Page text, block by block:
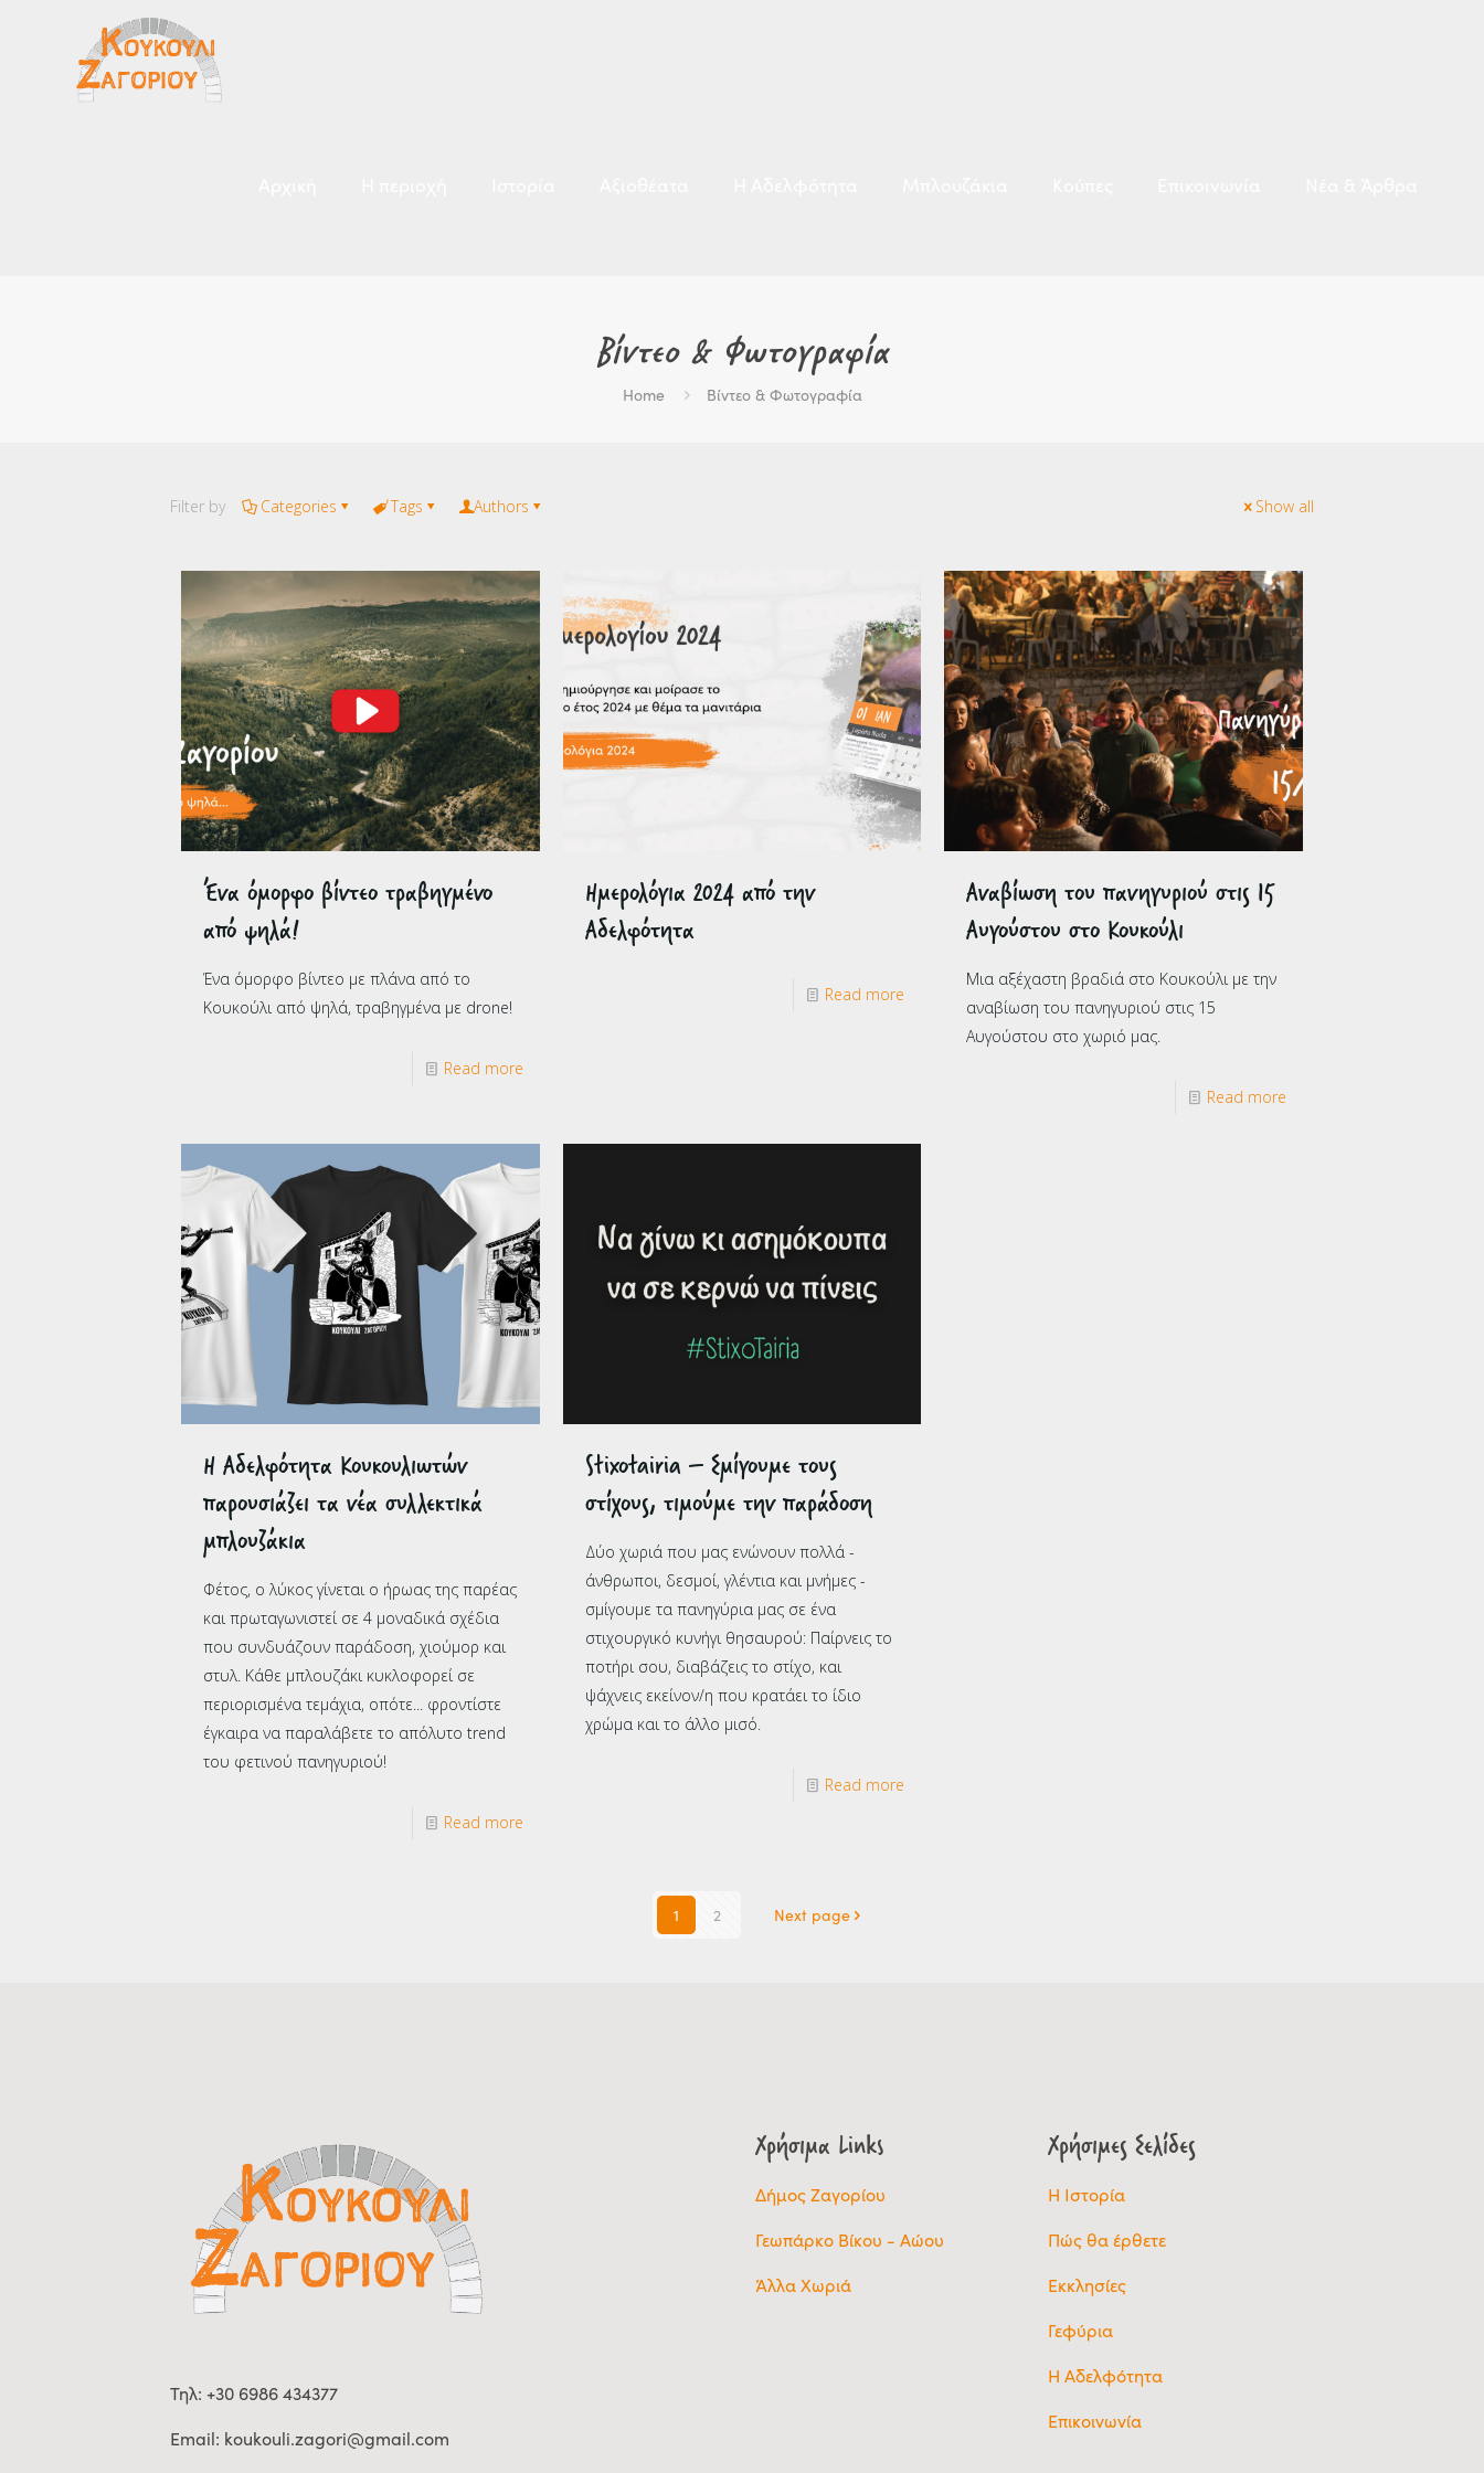
Βίντεο & Φωτογραφία
Home Βίντεο & Φωτογραφία
Filter by Categories Tags Authors Show all
Ένα όμορφο βίντεο τραβηγμένο
από ψηλά!
Ένα όμορφο βίντεο με πλάνα από το
Κουκούλι από ψηλά, τραβηγμένα με drone!
Read more
Ημερολόγια 2024 από την
Αδελφότητα
Read more
Αναβίωση του πανηγυριού στις 15
Αυγούστου στο Κουκούλι
Μια αξέχαστη βραδιά στο Κουκούλι με την
αναβίωση του πανηγυριού στις 15
Αυγούστου στο χωριό μας.
Read more
Η Αδελφότητα Κουκουλιωτών
παρουσιάζει τα νέα συλλεκτικά
μπλουζάκια
Φέτος, ο λύκος γίνεται ο ήρωας της παρέας
και πρωταγωνιστεί σε 4 μοναδικά σχέδια
που συνδυάζουν παράδοση, χιούμορ και
στυλ. Κάθε μπλουζάκι κυκλοφορεί σε
περιορισμένα τεμάχια, οπότε... φροντίστε
έγκαιρα να παραλάβετε το απόλυτο trend
του φετινού πανηγυριού!
Read more
Stixotairia – Σμίγουμε τους
στίχους, τιμούμε την παράδοση
Δύο χωριά που μας ενώνουν πολλά -
άνθρωποι, δεσμοί, γλέντια και μνήμες -
σμίγουμε τα πανηγύρια μας σε ένα
στιχουργικό κυνήγι θησαυρού: Παίρνεις το
ποτήρι σου, διαβάζεις το στίχο, και
ψάχνεις εκείνον/η που κρατάει το ίδιο
χρώμα και το άλλο μισό.
Read more
1 2 Next page
Τηλ: +30 6986 434377
Email: koukouli.zagori@gmail.com
Χρήσιμα Links
Δήμος Ζαγορίου
Γεωπάρκο Βίκου - Αώου
Άλλα Χωριά
Χρήσιμες Σελίδες
Η Ιστορία
Πώς θα έρθετε
Εκκλησίες
Γεφύρια
Η Αδελφότητα
Επικοινωνία